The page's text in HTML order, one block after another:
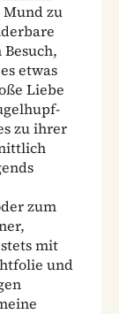
zu
etwas
Liebe
zu ihrer
zum
mit
und